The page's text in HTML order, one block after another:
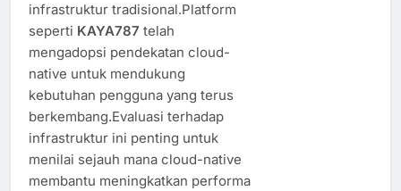
infrastruktur tradisional.Platform
seperti KAYA787 telah
mengadopsi pendekatan cloud-
native untuk mendukung
kebutuhan pengguna yang terus
berkembang.Evaluasi terhadap
infrastruktur ini penting untuk
menilai sejauh mana cloud-native
membantu meningkatkan performa